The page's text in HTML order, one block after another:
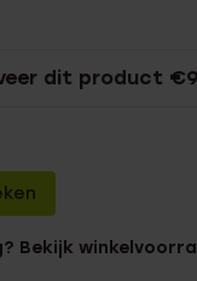
dit product
Bekijk